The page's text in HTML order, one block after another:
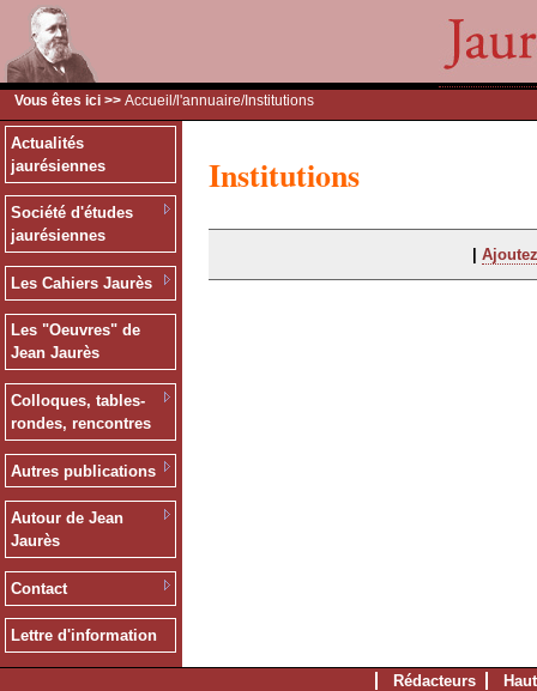
Vous êtes ici >> Accueil /l'annuaire/Institutions
Actualités
jaurésiennes
Société d'études
jaurésiennes
Les Cahiers Jaurès
Les "Oeuvres" de
Jean Jaurès
Colloques, tables-
rondes, rencontres
Autres publications
Autour de Jean
Jaurès
Contact
Lettre d'information
Institutions
|
Rédacteurs